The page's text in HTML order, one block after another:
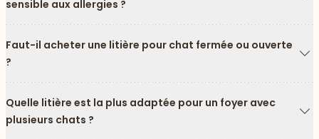
sensible aux allergies ?
Faut-il acheter une litière pour chat fermée ou ouverte
?
Quelle litière est la plus adaptée pour un foyer avec
plusieurs chats ?